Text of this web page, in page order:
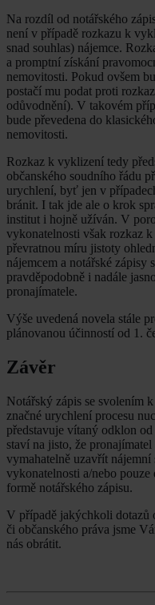
Na rozdíl od notářského
není v případě rozkazu k
snad souhlas) nájemce.
a promptní získání
nemovitosti. Pokud ovšem
postačí mu podat proti
odůvodnění). V takovém
bude převedena do
nemovitosti.
Rozkaz k vyklizení tedy
občanského soudního řádu
urychlení, byť jen v
bránit. I tak jde ale o krok
institut i hojně užíván. V
vykonatelnosti však rozkaz
převratnou míru jistoty
nájemcem a notářské
pravděpodobně i nadále
pronajímatele.
Výše uvedená novela stále
plánovanou účinností od 1.
Závěr
Notářský zápis se svolením
značné urychlení procesu
představuje vítaný odklon
staví na jisto, že
vymahatelně uzavřít
vykonatelnosti a/nebo
formě notářského zápisu.
V případě jakýchkoli dotazů
či občanského práva jsme
nás obrátit.